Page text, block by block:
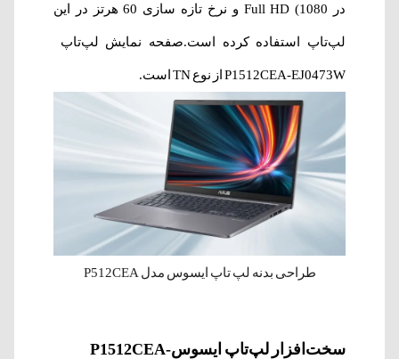
در 1080) Full HD و نرخ تازه سازی 60 هرتز در این
لپ‌تاپ استفاده کرده است.صفحه نمایش لپ‌تاپ
P1512CEA-EJ0473W از نوع TN است.
طراحی بدنه لپ تاپ ایسوس مدل P512CEA
سخت‌افزار لپ‌‌تاپ‌ ایسوسP1512CEA-